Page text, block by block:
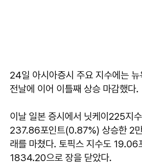
24일 아시아증시 주요 지수에는 뉴
전날에 이어 이틀째 상승 마감했다.
이날 일본 증시에서 닛케이225지
​237.86포인트(0.87%) 상승한 2
래를 마쳤다. 토픽스 지수도 19.06
1834.20으로 장을 닫았다.